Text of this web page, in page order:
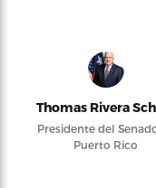
Thomas Rivera
Presidente del
Puerto Rico